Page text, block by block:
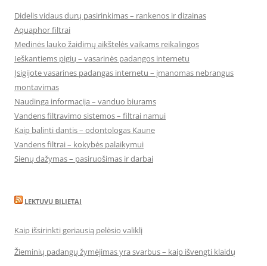
Didelis vidaus durų pasirinkimas – rankenos ir dizainas
Aquaphor filtrai
Medinės lauko žaidimų aikštelės vaikams reikalingos
Ieškantiems pigių – vasarinės padangos internetu
Įsigijote vasarines padangas internetu – įmanomas nebrangus
montavimas
Naudinga informacija – vanduo biurams
Vandens filtravimo sistemos – filtrai namui
Kaip balinti dantis – odontologas Kaune
Vandens filtrai – kokybės palaikymui
Sienų dažymas – pasiruošimas ir darbai
LEKTUVU BILIETAI
Kaip išsirinkti geriausią pelėsio valiklį
Žieminių padangų žymėjimas yra svarbus – kaip išvengti klaidų